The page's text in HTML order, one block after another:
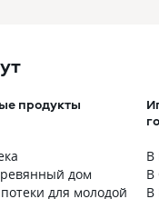
продукты
дом
для молодой
В
В
В